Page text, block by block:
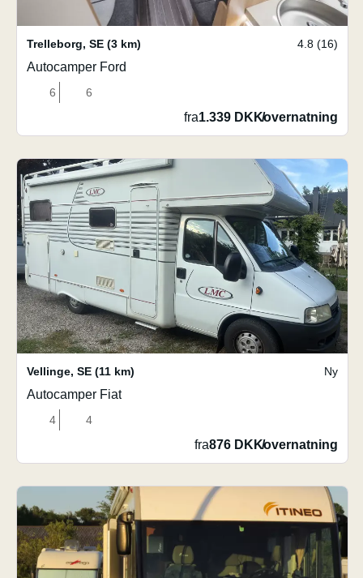
Trelleborg, SE (3 km) 4.8 (16)
Autocamper Ford
6 6
fra1.339 DKK/overnatning
Vellinge, SE (11 km) Ny
Autocamper Fiat
4 4
fra876 DKK/overnatning